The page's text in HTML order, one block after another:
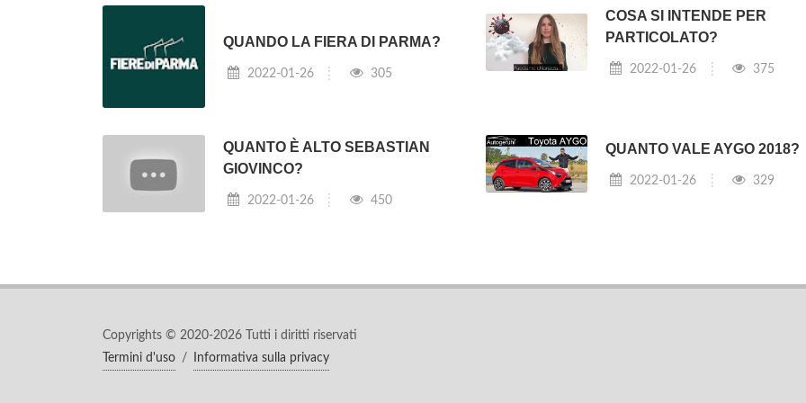
QUANDO LA FIERA DI PARMA?
2022-01-26 305
COSA SI INTENDE PER
PARTICOLATO?
2022-01-26 375
QUANTO È ALTO SEBASTIAN
GIOVINCO?
2022-01-26 450
QUANTO VALE AYGO 2018?
2022-01-26 329
Copyrights © 2020-2026 Tutti i diritti riservati
Termini d'uso / Informativa sulla privacy